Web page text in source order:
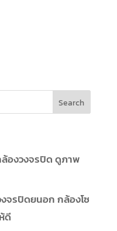
องวงจรปิด ดูภาพ
จรปิดยนอก กล้องโซ
ดี